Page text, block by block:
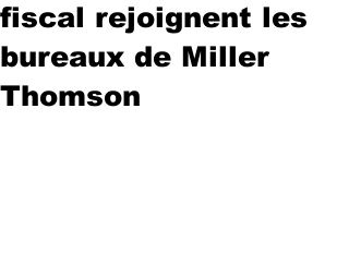
fiscal rejoignent les
bureaux de Miller
Thomson